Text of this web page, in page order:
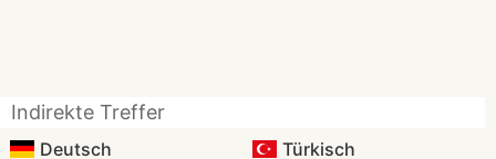
Indirekte Treffer
Deutsch Türkisch